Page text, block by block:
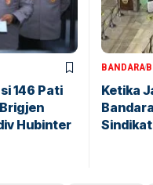
146 Pati
Hubinter
BANDARA
Ketika